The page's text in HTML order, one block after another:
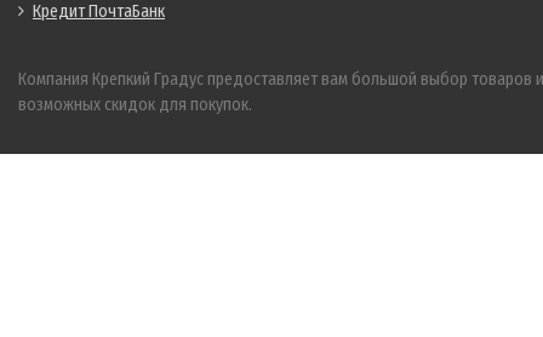
Кредит ПочтаБанк
Компания Крепкий Градус предоставляет вам большой выбор товаров и
возможных скидок для покупок.